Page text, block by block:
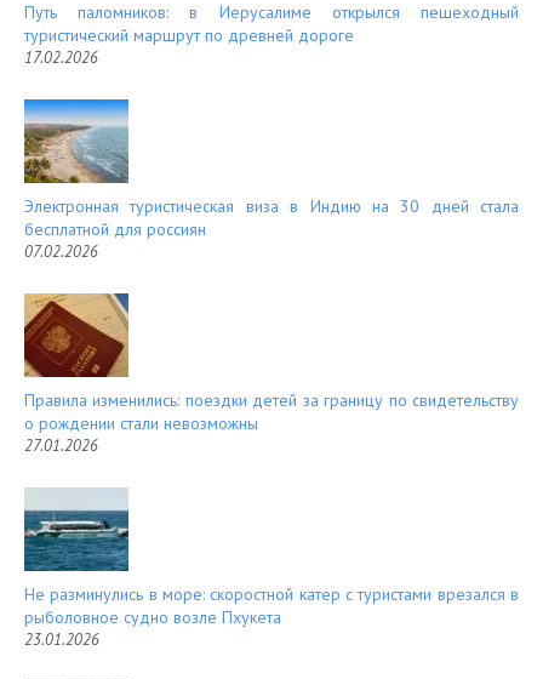
Путь паломников: в Иерусалиме открылся пешеходный
туристический маршрут по древней дороге
17.02.2026
Электронная туристическая виза в Индию на 30 дней стала
бесплатной для россиян
07.02.2026
Правила изменились: поездки детей за границу по свидетельству
о рождении стали невозможны
27.01.2026
Не разминулись в море: скоростной катер с туристами врезался в
рыболовное судно возле Пхукета
23.01.2026